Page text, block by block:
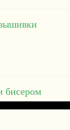
бисером